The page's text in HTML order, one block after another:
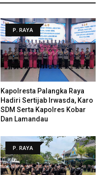
P. RAYA
Kapolresta Palangka Raya
Hadiri Sertijab Irwasda, Karo
SDM Serta Kapolres Kobar
Dan Lamandau
P. RAYA